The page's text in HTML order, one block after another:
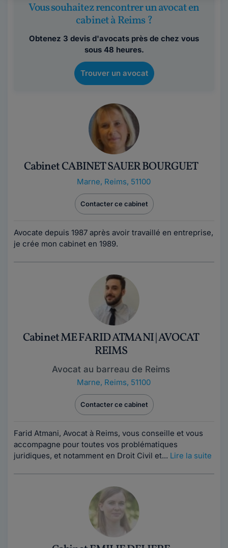
Vous souhaitez rencontrer un avocat en
cabinet à Reims ?
Obtenez 3 devis d'avocats près de chez vous
sous 48 heures.
Trouver un avocat
Cabinet CABINET SAUER BOURGUET
Marne, Reims, 51100
Contacter ce cabinet
Avocate depuis 1987 après avoir travaillé en entreprise,
je crée mon cabinet en 1989.
Cabinet ME FARID ATMANI | AVOCAT
REIMS
Avocat au barreau de Reims
Marne, Reims, 51100
Contacter ce cabinet
Farid Atmani, Avocat à Reims, vous conseille et vous
accompagne pour toutes vos problématiques
juridiques, et notamment en Droit Civil et... Lire la suite